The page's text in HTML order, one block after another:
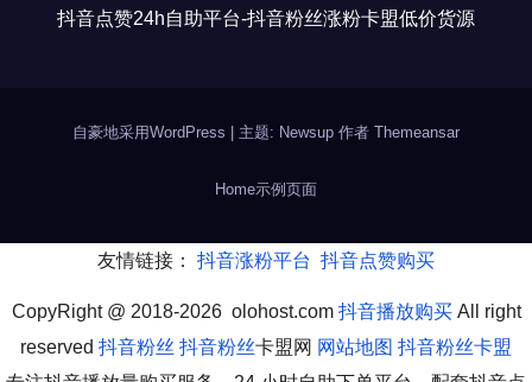
抖音点赞24h自助平台-抖音粉丝涨粉卡盟低价货源
自豪地采用WordPress 主题: Newsup 作者 Themeansar
Home示例页面
友情链接： 抖音涨粉平台 抖音点赞购买
CopyRight @ 2018-2026 olohost.com 抖音播放购买All right
reserved 抖音粉丝 抖音粉丝卡盟网 网站地图 抖音粉丝卡盟